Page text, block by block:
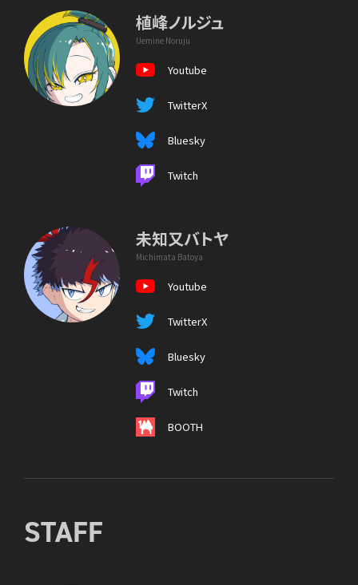
植峰ノルジュ
Uemine Noruju
Youtube
TwitterX
Bluesky
Twitch
未知又バトヤ
Michimata Batoya
Youtube
TwitterX
Bluesky
Twitch
BOOTH
STAFF